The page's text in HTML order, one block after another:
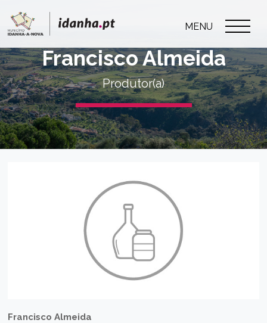
MENU
Francisco Almeida
Produtor(a)
Francisco Almeida